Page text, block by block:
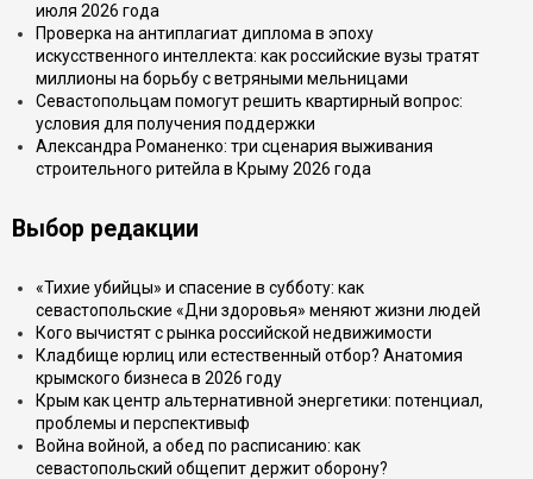
июля 2026 года
Проверка на антиплагиат диплома в эпоху
искусственного интеллекта: как российские вузы тратят
миллионы на борьбу с ветряными мельницами
Севастопольцам помогут решить квартирный вопрос:
условия для получения поддержки
Александра Романенко: три сценария выживания
строительного ритейла в Крыму 2026 года
Выбор редакции
«Тихие убийцы» и спасение в субботу: как
севастопольские «Дни здоровья» меняют жизни людей
Кого вычистят с рынка российской недвижимости
Кладбище юрлиц или естественный отбор? Анатомия
крымского бизнеса в 2026 году
Крым как центр альтернативной энергетики: потенциал,
проблемы и перспективыф
Война войной, а обед по расписанию: как
севастопольский общепит держит оборону?